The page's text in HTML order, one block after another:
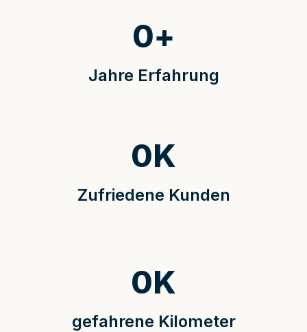
Jahre Erfahrung
0+
Zufriedene Kunden
0K
gefahrene Kilometer
0K